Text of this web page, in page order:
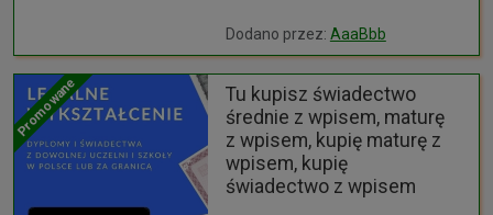
Dodano przez: AaaBbb
Promowane
Tu kupisz świadectwo
średnie z wpisem, maturę
z wpisem, kupię maturę z
wpisem, kupię
świadectwo z wpisem